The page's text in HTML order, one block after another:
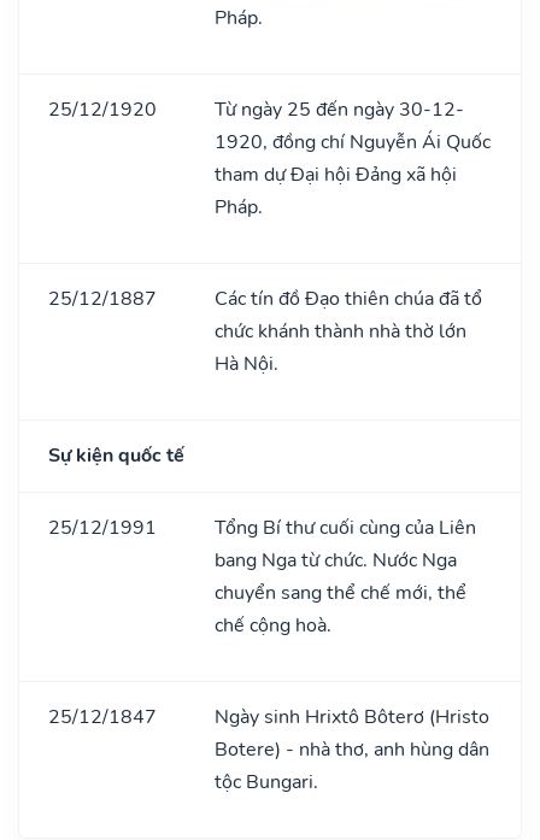
Pháp.
25/12/1920
Từ ngày 25 đến ngày 30-12-
1920, đồng chí Nguyễn Ái Quốc
tham dự Đại hội Đảng xã hội
Pháp.
25/12/1887
Các tín đồ Đạo thiên chúa đã tổ
chức khánh thành nhà thờ lớn
Hà Nội.
Sự kiện quốc tế
25/12/1991
Tổng Bí thư cuối cùng của Liên
bang Nga từ chức. Nước Nga
chuyển sang thể chế mới, thể
chế cộng hoà.
25/12/1847
Ngày sinh Hrixtô Bôterơ (Hristo
Botere) - nhà thơ, anh hùng dân
tộc Bungari.